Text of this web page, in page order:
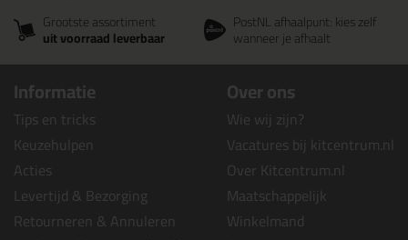
Grootste assortiment
uit voorraad leverbaar
PostNL afhaalpunt: kies zelf
wanneer je afhaalt
Informatie
Tips en tricks
Keuzehulpen
Acties
Levertijd & Bezorging
Retourneren & Annuleren
Over ons
Wie wij zijn?
Vacatures bij kitcentrum.nl
Over Kitcentrum.nl
Maatschappelijk
Winkelmand